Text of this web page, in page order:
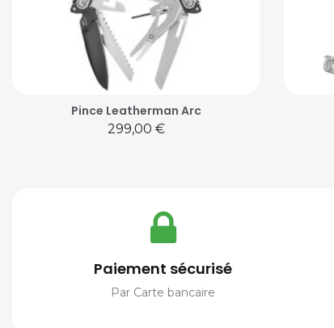
Pince Leatherman Arc
Prix
299,00 €
Paiement sécurisé
Par Carte bancaire